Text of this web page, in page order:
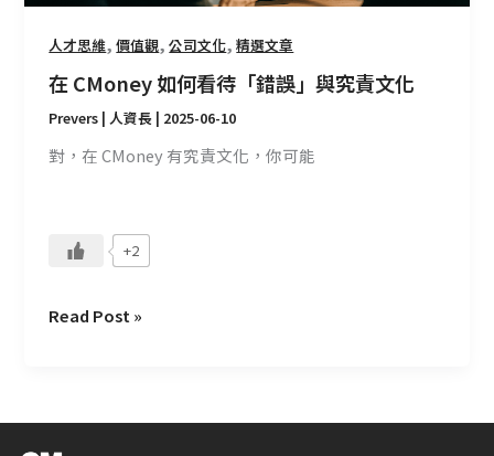
人才思維,價值觀,公司文化,精選文章
在 CMoney 如何看待「錯誤」與究責文化
Prevers | 人資長 | 2025-06-10
對，在 CMoney 有究責文化，你可能
+2
文
化
Read Post »